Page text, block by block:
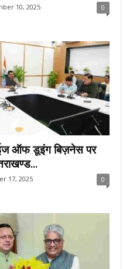
10, 2025 0
ऑफ डूइंग बिज़नेस पर
17, 2025 0